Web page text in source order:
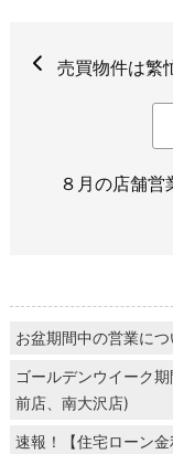
売買物件は繁
８月の店舗
お盆期間中の営業に
ゴールデンウイーク
前店、南大沢店)
速報！【住宅ローン金